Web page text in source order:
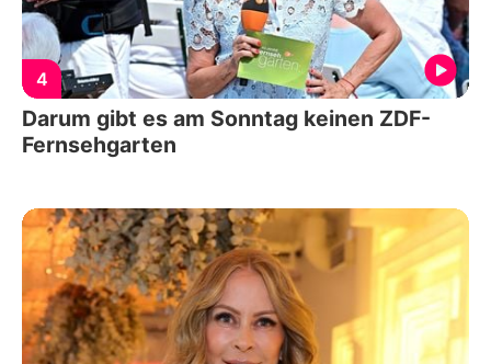
4
Darum gibt es am Sonntag keinen ZDF-
Fernsehgarten